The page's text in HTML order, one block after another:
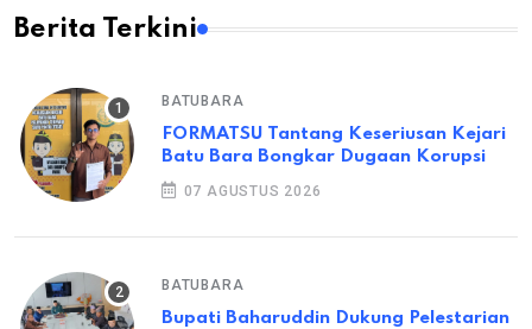
Berita Terkini
BATUBARA
FORMATSU Tantang Keseriusan Kejari
Batu Bara Bongkar Dugaan Korupsi
07 AGUSTUS 2026
BATUBARA
Bupati Baharuddin Dukung Pelestarian